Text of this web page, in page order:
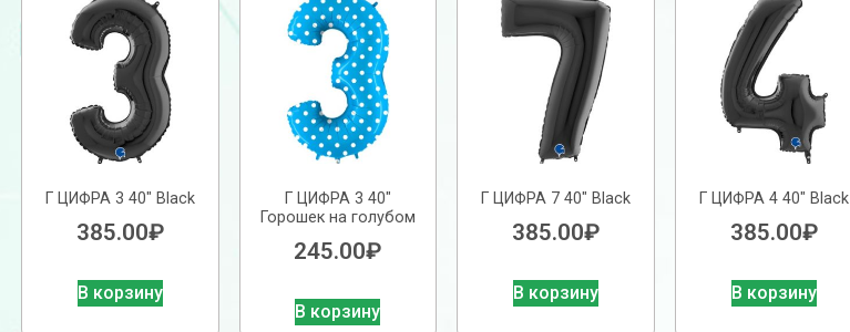
Г ЦИФРА 3 40″ Black
385.00₽
В корзину
Г ЦИФРА 3 40″
Горошек на голубом
245.00₽
В корзину
Г ЦИФРА 7 40″ Black
385.00₽
В корзину
Г ЦИФРА 4 40″ Black
385.00₽
В корзину